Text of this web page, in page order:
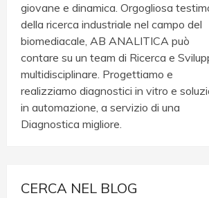
giovane e dinamica. Orgogliosa
della ricerca industriale nel campo del
biomediacale, AB ANALITICA può
contare su un team di Ricerca e
multidisciplinare. Progettiamo e
realizziamo diagnostici in vitro e
in automazione, a servizio di una
Diagnostica migliore.
CERCA NEL BLOG